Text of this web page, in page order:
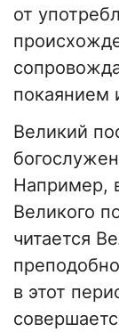
от
покаянием
Великий
Например,
Великого
читается
в этот